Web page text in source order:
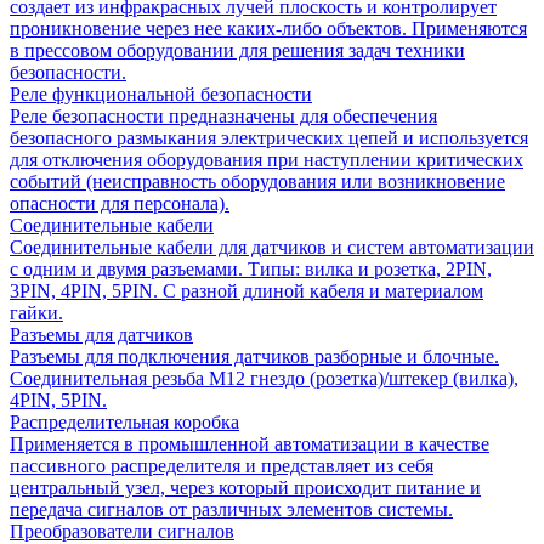
создает из инфракрасных лучей плоскость и контролирует
проникновение через нее каких-либо объектов. Применяются
в прессовом оборудовании для решения задач техники
безопасности.
Реле функциональной безопасности
Реле безопасности предназначены для обеспечения
безопасного размыкания электрических цепей и используется
для отключения оборудования при наступлении критических
событий (неисправность оборудования или возникновение
опасности для персонала).
Соединительные кабели
Соединительные кабели для датчиков и систем автоматизации
с одним и двумя разъемами. Типы: вилка и розетка, 2PIN,
3PIN, 4PIN, 5PIN. С разной длиной кабеля и материалом
гайки.
Разъемы для датчиков
Разъемы для подключения датчиков разборные и блочные.
Соединительная резьба М12 гнездо (розетка)/штекер (вилка),
4PIN, 5PIN.
Распределительная коробка
Применяется в промышленной автоматизации в качестве
пассивного распределителя и представляет из себя
центральный узел, через который происходит питание и
передача сигналов от различных элементов системы.
Преобразователи сигналов